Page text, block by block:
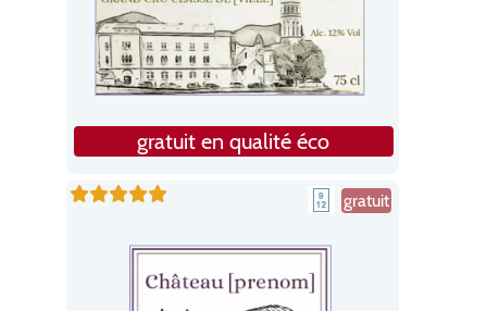
gratuit en qualité éco
gratuit